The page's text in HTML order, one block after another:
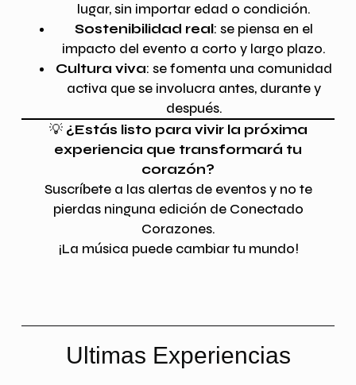
lugar, sin importar edad o condición.
Sostenibilidad real: se piensa en el
impacto del evento a corto y largo plazo.
Cultura viva: se fomenta una comunidad
activa que se involucra antes, durante y
después.
💡 ¿Estás listo para vivir la próxima
experiencia que transformará tu
corazón?
Suscríbete a las alertas de eventos y no te
pierdas ninguna edición de Conectado
Corazones.
¡La música puede cambiar tu mundo!
Ultimas Experiencias